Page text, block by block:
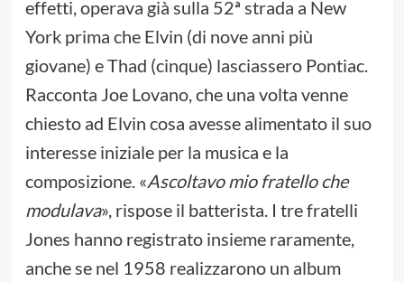
effetti, operava già sulla 52ª strada a New
York prima che Elvin (di nove anni più
giovane) e Thad (cinque) lasciassero Pontiac.
Racconta Joe Lovano, che una volta venne
chiesto ad Elvin cosa avesse alimentato il suo
interesse iniziale per la musica e la
composizione. «Ascoltavo mio fratello che
modulava», rispose il batterista. I tre fratelli
Jones hanno registrato insieme raramente,
anche se nel 1958 realizzarono un album